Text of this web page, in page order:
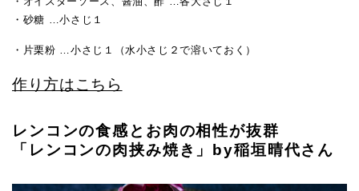
・砂糖 …小さじ１
・片栗粉 …小さじ１（水小さじ２で溶いておく）
作り方はこちら
レンコンの食感とお肉の相性が抜群
「レンコンの肉挟み焼き」by稲垣晴代さん